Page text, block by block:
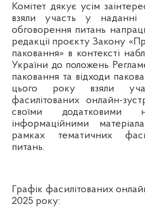
Комітет дякує усім
взяли участь у наданні
обговорення питань
редакції проєкту Закону
паковання» в контексті
України до положень
паковання та відходи
цього року взяли
фасилітованих онлайн-
своїми додатковими
інформаційними
рамках тематичних
питань.
Графік фасилітованих
2025 року: